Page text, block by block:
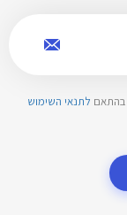
בהתאם לתנאי השימוש